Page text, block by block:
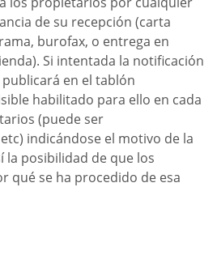
de su recepción (carta
burofax, o entrega en
Si intentada la notificación
en el tablón
habilitado para ello en cada
(puede ser
indicándose el motivo de la
la posibilidad de que los
qué se ha procedido de esa